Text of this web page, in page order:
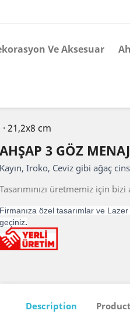
Ve Aksesuar
21,2x8 cm
AHŞAP 3 GÖZ
Kayın, Iroko, Ceviz gibi ağaç
Tasarımınızı üretmemiz için bizi
Firmanıza özel tasarımlar ve
geçiniz.
Description